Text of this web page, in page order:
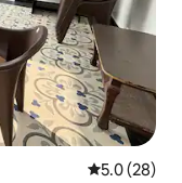
Calificación
5.0 (28)